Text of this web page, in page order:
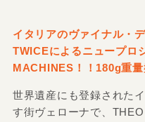
イタリアのヴァイナル・
TWICEによるニュープロ
MACHINES！！180g重量
世界遺産にも登録された
す街ヴェローナで、